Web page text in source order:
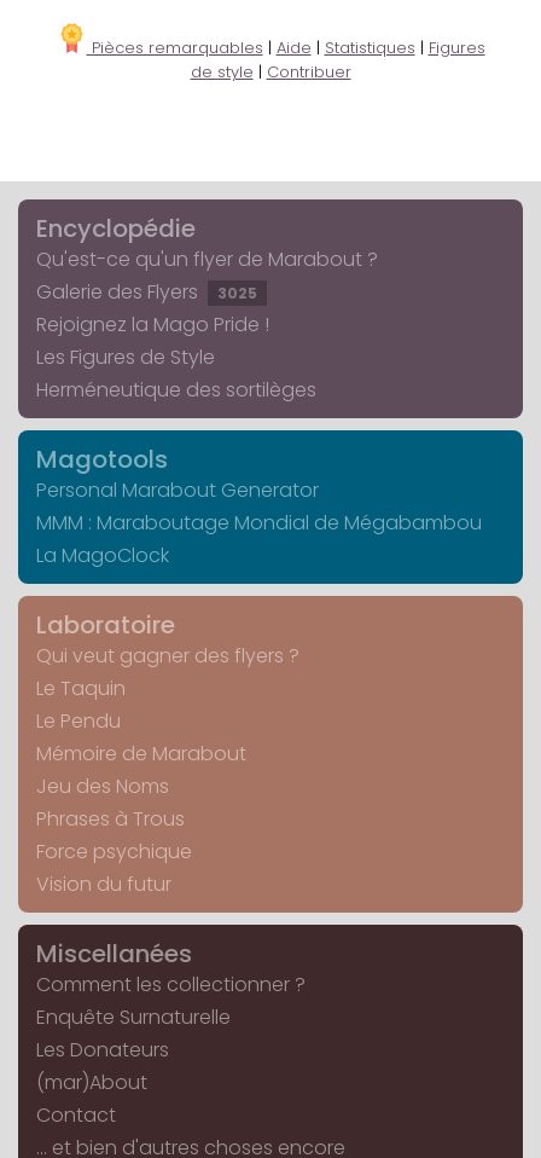
Pièces remarquables | Aide | Statistiques | Figures
de style | Contribuer
Encyclopédie
Qu'est-ce qu'un flyer de Marabout ?
Galerie des Flyers
3025
Rejoignez la Mago Pride !
Les Figures de Style
Herméneutique des sortilèges
Magotools
Personal Marabout Generator
MMM : Maraboutage Mondial de Mégabambou
La MagoClock
Laboratoire
Qui veut gagner des flyers ?
Le Taquin
Le Pendu
Mémoire de Marabout
Jeu des Noms
Phrases à Trous
Force psychique
Vision du futur
Miscellanées
Comment les collectionner ?
Enquête Surnaturelle
Les Donateurs
(mar)About
Contact
... et bien d'autres choses encore